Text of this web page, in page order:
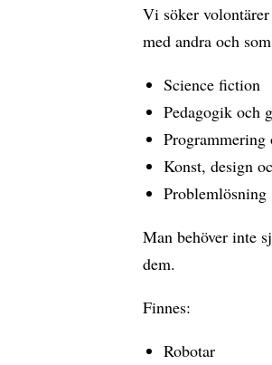
Vi söker
med andra och
Science fiction
Pedagogik och
Programmering
Konst, design
Problemlösning
Man behöver inte
dem.
Finnes:
Robotar